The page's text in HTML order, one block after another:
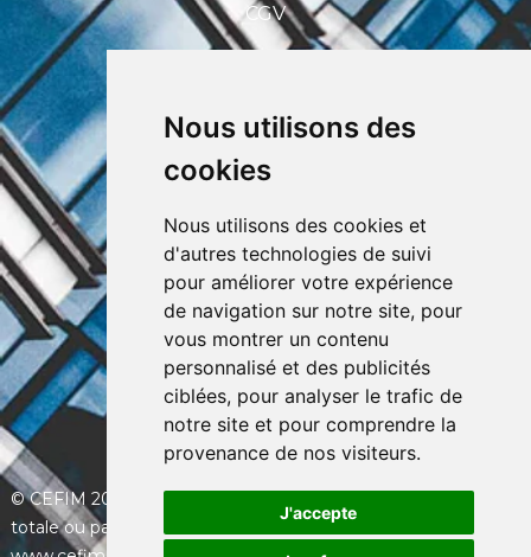
Nous utilisons des
cookies
Nous utilisons des cookies et
d'autres technologies de suivi
pour améliorer votre expérience
de navigation sur notre site, pour
vous montrer un contenu
personnalisé et des publicités
ciblées, pour analyser le trafic de
notre site et pour comprendre la
provenance de nos visiteurs.
J'accepte
CGV
CEFIM ASBL
Avenue Pasteur 6, 1300 Wavre
info@cefim.be
BCE 0562.870.808
© CEFIM 2013-2026 - Toute utilisation et/ou reproduction
totale ou partielle du contenu du site Internet